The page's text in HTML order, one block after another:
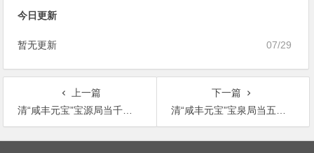
今日更新
07/29
暂无更新
上一篇
清“咸丰元宝”宝源局当千母钱一枚
下一篇
清“咸丰元宝”宝泉局当五百刻花试铸母钱
文